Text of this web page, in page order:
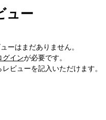
ュー
ーはまだありません。
グインが必要です。
レビューを記入いただけます。